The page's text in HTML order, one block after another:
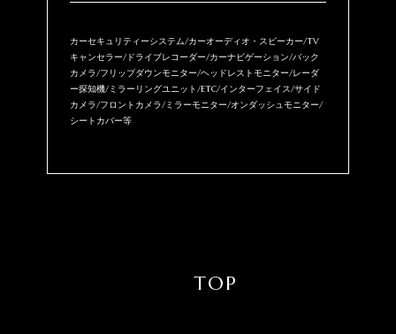
カーセキュリティーシステム/カーオーディオ・スピーカー/TV
キャンセラー/ドライブレコーダー/カーナビゲーション/バック
カメラ/フリップダウンモニター/ヘッドレストモニター/レーダ
ー探知機/ミラーリングユニット/ETC/インターフェイス/サイド
カメラ/フロントカメラ/ミラーモニター/オンダッシュモニター/
シートカバー等
TOP